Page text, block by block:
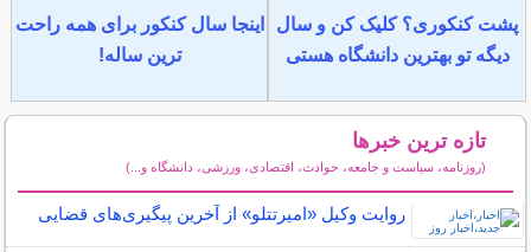
پشت کنکوری؟ کلیک کن و سال
دیگه تو بهترین دانشگاه هستی
اینجا سال کنکور برای همه راحت
ترین ساله!
تازه ترین خبرها
(روزنامه، سیاست و جامعه، حوادث، اقتصادی، ورزشی، دانشگاه و...)
روایت وکیل «امیرتتلو» از آخرین پیگیری‌های قضایی